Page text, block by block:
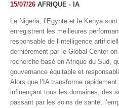
15/07/26 AFRIQUE - IA
Le Nigeria, l’Egypte et le Kenya
enregistrent les meilleures
responsable de l'intelligence
dernièrement par le Global Center
recherche basé en Afrique du Sud,
gouvernance équitable et
Alors que l’IA transforme
influençant tous les domaines, des
passant par les soins de santé,